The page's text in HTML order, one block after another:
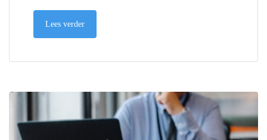
Lees verder